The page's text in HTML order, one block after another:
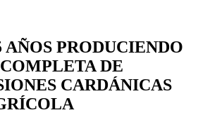
AÑOS PRODUCIENDO
DE
CARDÁNICAS